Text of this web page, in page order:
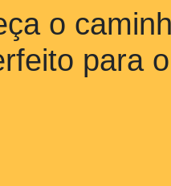
já sabe os
perfeita para um